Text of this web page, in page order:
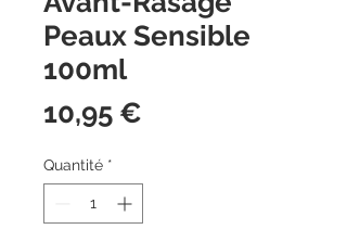
Peaux Sensible
100ml
10,95 €
Quantité *